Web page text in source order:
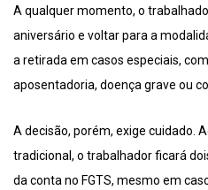
A qualquer momento, o
aniversário e voltar para a
a retirada em casos especiais,
aposentadoria, doença grave ou
A decisão, porém, exige cuidado.
tradicional, o trabalhador ficará
da conta no FGTS, mesmo em